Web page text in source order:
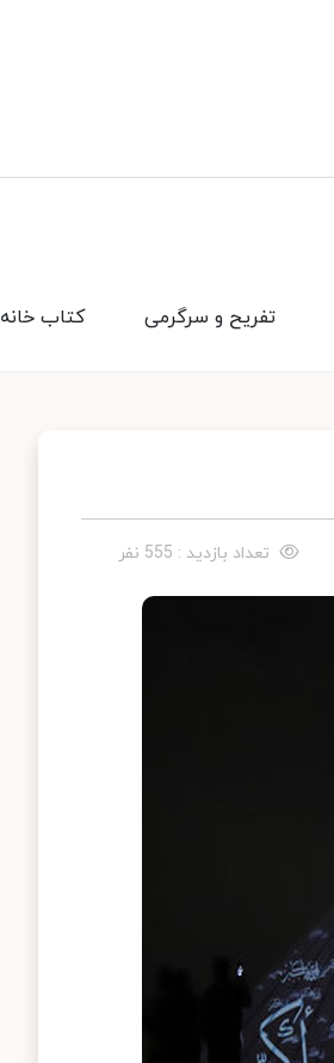
کتاب خانه تفریح و سرگرمی
تعداد بازدید : 555 نفر